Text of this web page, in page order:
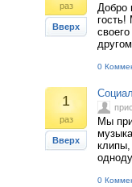
раз
Вверх
Добро
0
1
раз
Вверх
Мы
0